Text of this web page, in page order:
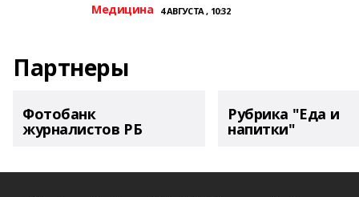
Медицина 4 АВГУСТА , 10:32
Партнеры
Фотобанк
журналистов РБ
Рубрика "Еда и
напитки"